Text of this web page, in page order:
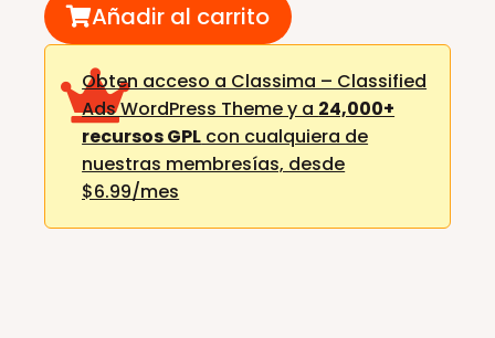
Añadir al carrito
Obten acceso a Classima – Classified
Ads WordPress Theme y a 24,000+
recursos GPL con cualquiera de
nuestras membresías, desde
$6.99/mes